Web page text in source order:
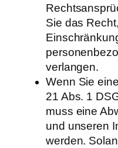
Sie das
verlangen.
Wenn Sie
21 Abs. 1
muss eine
und unseren
werden.